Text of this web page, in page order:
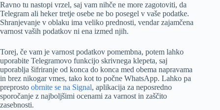
Ravno tu nastopi vrzel, saj vam nihče ne more zagotoviti, da
Telegram ali heker tretje osebe ne bo posegel v vaše podatke.
Shranjevanje v oblaku ima veliko prednosti, vendar zajamčena
varnost vaših podatkov ni ena izmed njih.
Torej, če vam je varnost podatkov pomembna, potem lahko
uporabite Telegramovo funkcijo skrivnega klepeta, saj
uporablja šifriranje od konca do konca med obema napravama
in brez nikogar vmes, tako kot to počne WhatsApp. Lahko pa
preprosto obrnite se na Signal, aplikacija za neposredno
sporočanje z najboljšimi ocenami za varnost in zaščito
zasebnosti.